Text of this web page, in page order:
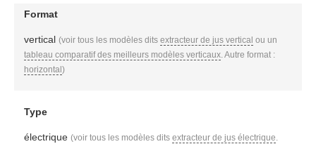
Format
vertical (voir tous les modèles dits extracteur de jus vertical ou un
tableau comparatif des meilleurs modèles verticaux. Autre format :
horizontal )
Type
électrique (voir tous les modèles dits extracteur de jus électrique.